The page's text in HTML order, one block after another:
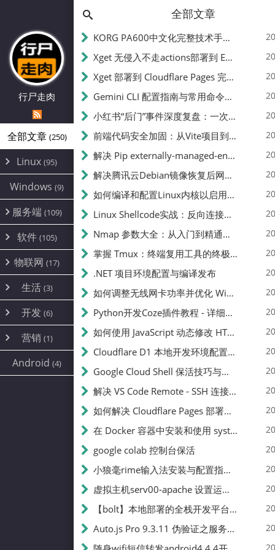
行尸走肉
全部文章 (250)
Linux (95)
Alpine
CentOS(17)
Debian(24)
ProxmoxVE
Ubuntu(7)
Windows (9)
服务端 (109)
环境配置
DD重装(3)
加速优化(34)
面板(12)
容器
游戏 (7)
饥荒(7)
云服务商(4)
WEB源码(6)
建站(5)
软件 (105)
安全(12)
办公(4)
图片 (2)
文件
系统 (35)
AI(10)
物联网 (17)
路由器
随身wifi(1)
mobile(14)
刷机
magisk
生活 (3)
线报
sim卡(1)
开发 (6)
编译
JavaScript(2)
python(2)
营销 (1)
公关(1)
SEO(1)
Android (4)
全部文章
KORG PA600中文化完整技术手册 - 从逆向到实现的全流程指南
Xget 无侵入不走actions部署到 EdgeOne Pages 指南
Xget 部署到 Cloudflare Pages 完整指南 - 无需修改源码的构建配置
Gemini CLI 配置指南与常用命令中文翻译 | API Key、MCP、代理设置
小红书“后门”事件深度复盘：一次沉默危机下的品牌、技术与流程三重考验
前端代码安全加固：从Vite项目到纯静态页面的深度混淆技术备忘
解决 Pip externally-managed-environment 错误：临时与永久绕过方案
解决腾讯云Debian镜像恢复后网络不通问题
如何编译和配置Linux内核以启用BBR2 | 内核编译教程
Linux Shellcode实战：反向连接、持久化、免杀技术详解（MSF,Cobalt Strike）- 从原理到C加载器实现
Nmap 参数大全：从入门到精通，掌握网络扫描的核心技巧
掌握 Tmux：终端复用工具的终极指南
.NET 项目环境配置与编译发布
如何调整无线网卡功率并优化 Wifite 的功率设置
Python开发Coze插件教程 - 详细步骤与注意事项
如何使用 JavaScript 动态修改 HTML 中的权限文本 | 前端开发教程
Cloudflare D1 本地开发环境配置指南 | CF Pages Local Development Guide
Google Cloud Shell 保活技巧与配额时间查看方法
解决 VS Code Remote - SSH 连接失败问题：从权限问题到成功启动
如何解决 Cloudflare Pages 部署中的 API Token 权限问题
在 Docker 容器中安装和使用 systemctl 的完整指南
google colab 控制台保活
小狼毫rime输入法安装与配置指南：从基础到高级自定义
虚拟主机serv00-apache 设置运行目录
【bolt】本地部署的全栈开发平台，支持本地及众多API，本地一键生成应用，部署教程
Auto.js Pro 9.3.11 伪验证之服务器接口 Nginx 版
📝
250
篇文章
✍️
231k
总字数
👥